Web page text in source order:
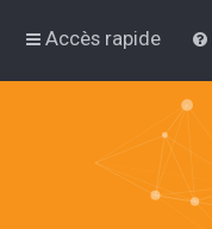
Accès rapide